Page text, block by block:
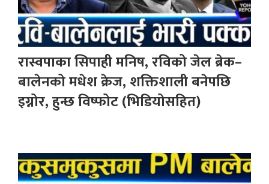
रास्वपाका सिपाही मनिष, रविको जेल ब्रेक–
बालेनको मधेश क्रेज, शक्तिशाली बनेपछि
इग्नोर, हुन्छ विष्फोट (भिडियोसहित)